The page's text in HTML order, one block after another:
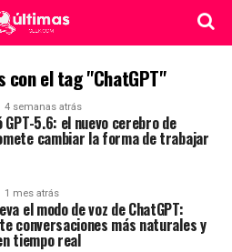
con el tag "ChatGPT"
4 semanas atrás
GPT-5.6: el nuevo cerebro de
cambiar la forma de trabajar
1 mes atrás
el modo de voz de ChatGPT:
conversaciones más naturales y
tiempo real